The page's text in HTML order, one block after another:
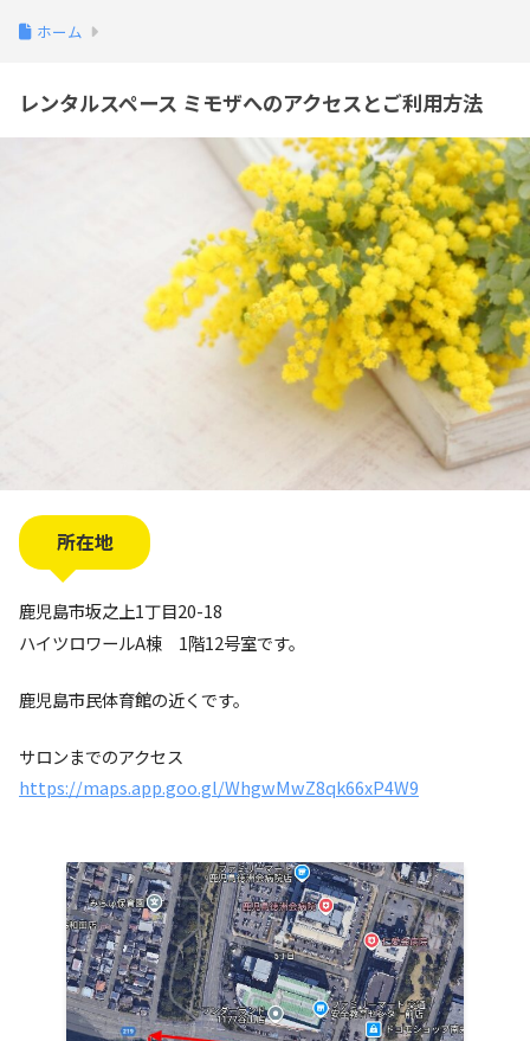
ホーム
レンタルスペース ミモザへのアクセスとご利用方法
所在地
鹿児島市坂之上1丁目20-18
ハイツロワールA棟 1階12号室です。
鹿児島市民体育館の近くです。
サロンまでのアクセス
https://maps.app.goo.gl/WhgwMwZ8qk66xP4W9